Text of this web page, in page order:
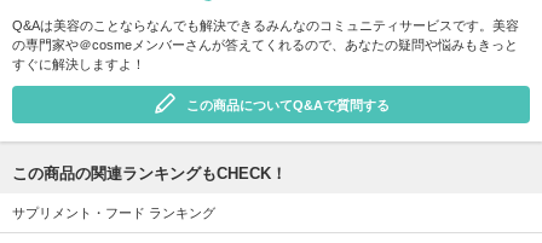
Q&Aは美容のことならなんでも解決できるみんなのコミュニティサービスです。美容
の専門家や＠cosmeメンバーさんが答えてくれるので、あなたの疑問や悩みもきっと
すぐに解決しますよ！
この商品についてQ&Aで質問する
この商品の関連ランキングもCHECK！
サプリメント・フード ランキング